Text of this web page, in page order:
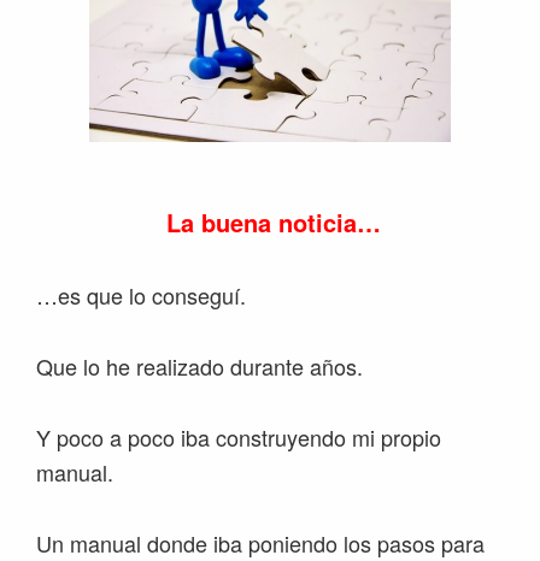
La buena noticia…
…es que lo conseguí.
Que lo he realizado durante años.
Y poco a poco iba construyendo mi propio
manual.
Un manual donde iba poniendo los pasos para